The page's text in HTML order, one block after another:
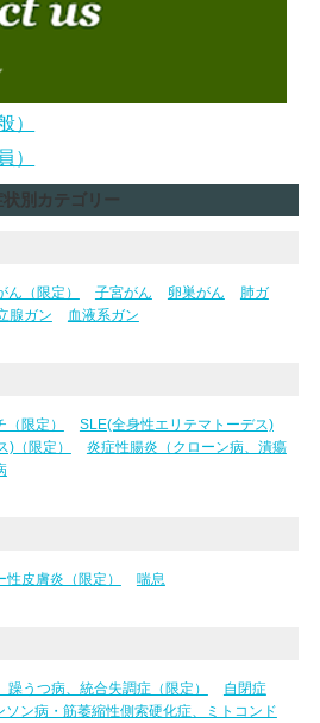
）
）
状別カテゴリー
ん（限定） 子宮がん 卵巣がん
肺ガ
腺ガン 血液系ガン
限定）
SLE(全身性エリテマトーデス)
（限定）
炎症性腸炎（クローン病、潰瘍
性皮膚炎（限定） 喘息
躁うつ病、統合失調症（限定）
自閉症
ン病・筋萎縮性側索硬化症、ミトコンド